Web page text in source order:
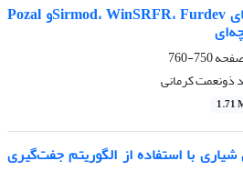
بررسی صحت عملکردمدل‌های Sirmod، WinSRFR، Furdevو Pozal
750-760
ذونعمت کرمانی
1.71
با استفاده از الگوریتم جفت‌گیری